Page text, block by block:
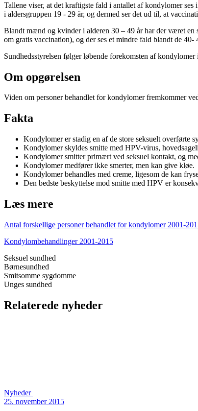
Tallene viser, at det kraftigste fald i antallet af kondylomer
i aldersgruppen 19 - 29 år, og dermed ser det ud til, at
Blandt mænd og kvinder i alderen 30 – 49 år har der været
om gratis vaccination), og der ses et mindre fald blandt de
Sundhedsstyrelsen følger løbende forekomsten af kondylomer
Om opgørelsen
Viden om personer behandlet for kondylomer fremkommer
Fakta
Kondylomer er stadig en af de store seksuelt overførte
Kondylomer skyldes smitte med HPV-virus,
Kondylomer smitter primært ved seksuel kontakt, og
Kondylomer medfører ikke smerter, men kan give kløe.
Kondylomer behandles med creme, ligesom de kan
Den bedste beskyttelse mod smitte med HPV er
Læs mere
Antal forskellige personer behandlet for kondylomer 2001-
Kondylombehandlinger 2001-2015
Seksuel sundhed
Børnesundhed
Smitsomme sygdomme
Unges sundhed
Relaterede nyheder
Nyheder
25. november 2015